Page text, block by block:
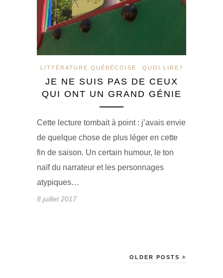
LITTÉRATURE QUÉBÉCOISE QUOI LIRE?
JE NE SUIS PAS DE CEUX
QUI ONT UN GRAND GÉNIE
Cette lecture tombait à point : j’avais envie
de quelque chose de plus léger en cette
fin de saison. Un certain humour, le ton
naïf du narrateur et les personnages
atypiques…
8 juillet 2017
OLDER POSTS